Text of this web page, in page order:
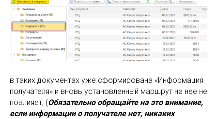
в таких документах уже сформирована «Информация
получателя» и вновь установленный маршрут на нее не
повлияет, (Обязательно обращайте на это внимание,
если информации о получателе нет, никаких